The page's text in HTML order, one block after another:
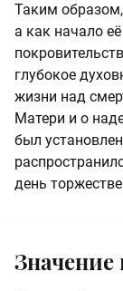
Таким
а как начало
глубокое
жизни над
Матери и о
был
день